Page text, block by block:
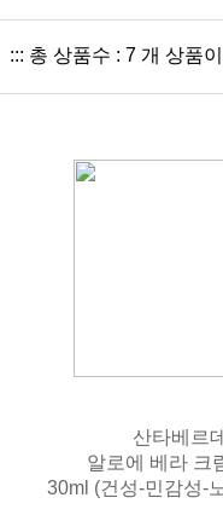
::: 총 상품수 : 7 개 상품
산타베르데
알로에 베라 크
30ml (건성-민감성-